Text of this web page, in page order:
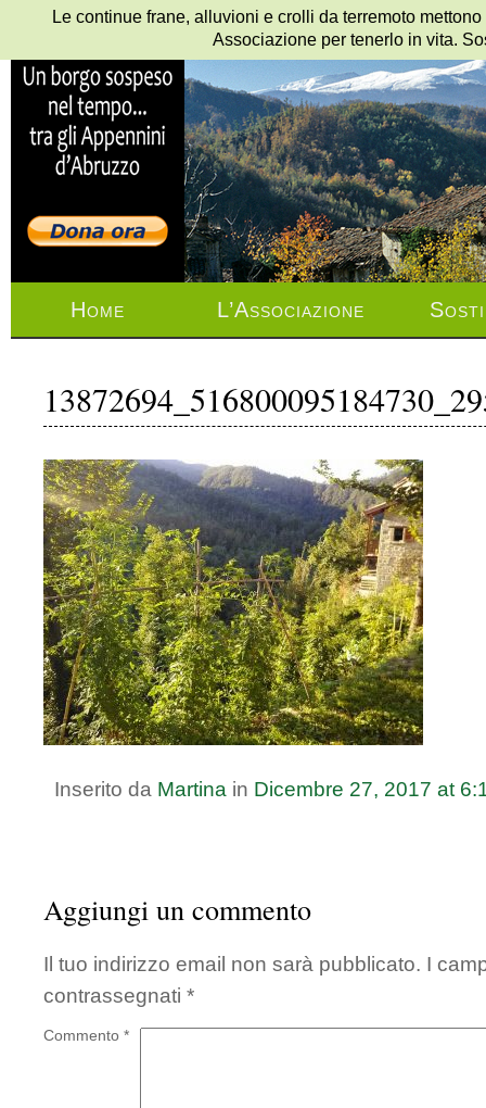
Home L’Associazione
Inserito da Martina in Dicembre 27, 2017 at
Aggiungi un commento
Il tuo indirizzo email non sarà pubblicato. I
contrassegnati *
Commento *
Le continue frane, alluvioni e crolli da terremoto
Associazione per tenerlo in vita.